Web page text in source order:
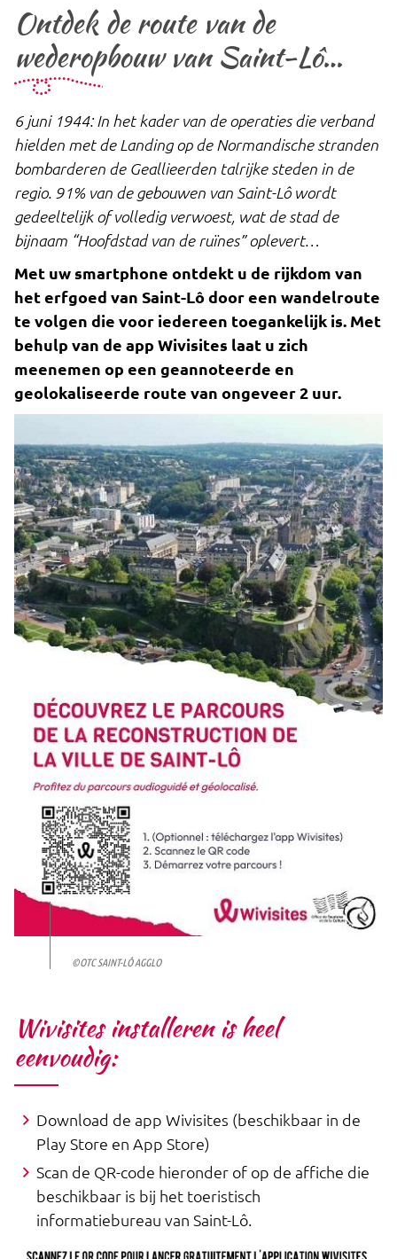
Ontdek de route van de
wederopbouw van Saint-Lô…
6 juni 1944: In het kader van de operaties die verband
hielden met de Landing op de Normandische stranden
bombarderen de Geallieerden talrijke steden in de
regio. 91% van de gebouwen van Saint-Lô wordt
gedeeltelijk of volledig verwoest, wat de stad de
bijnaam “Hoofdstad van de ruïnes” oplevert…
Met uw smartphone ontdekt u de rijkdom van
het erfgoed van Saint-Lô door een wandelroute
te volgen die voor iedereen toegankelijk is. Met
behulp van de app Wivisites laat u zich
meenemen op een geannoteerde en
geolokaliseerde route van ongeveer 2 uur.
©OTC SAINT-LÔ AGGLO
Wivisites installeren is heel
eenvoudig:
Download de app Wivisites (beschikbaar in de
Play Store en App Store)
Scan de QR-code hieronder of op de affiche die
beschikbaar is bij het toeristisch
informatiebureau van Saint-Lô.